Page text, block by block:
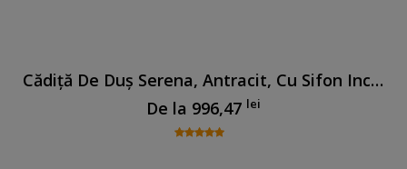
Cădiță De Duș Serena, Antracit, Cu Sifon Inclus
De la 996,47 lei